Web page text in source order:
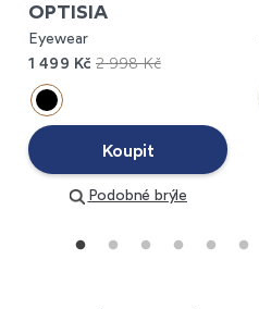
OPTISIA
Eyewear
1 499 Kč2 998 Kč
Koupit
Podobné brýle